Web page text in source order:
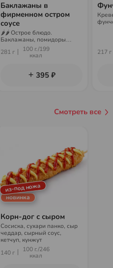
Баклажаны в
фирменном остром
соусе
🌶🌶 Острое блюдо.
Баклажаны, помидоры
черри, соус чили-гарлик,
соус ореховый, микс салата,
281 г
100 г./199
ккал
395 ₽
217 г
Смотреть все
из-под ножа
новинка
Корн-дог с сыром
Сосиска, сухари панко, сыр
чеддар, сырный соус,
кетчуп, кунжут
140 г
100 г./246
ккал